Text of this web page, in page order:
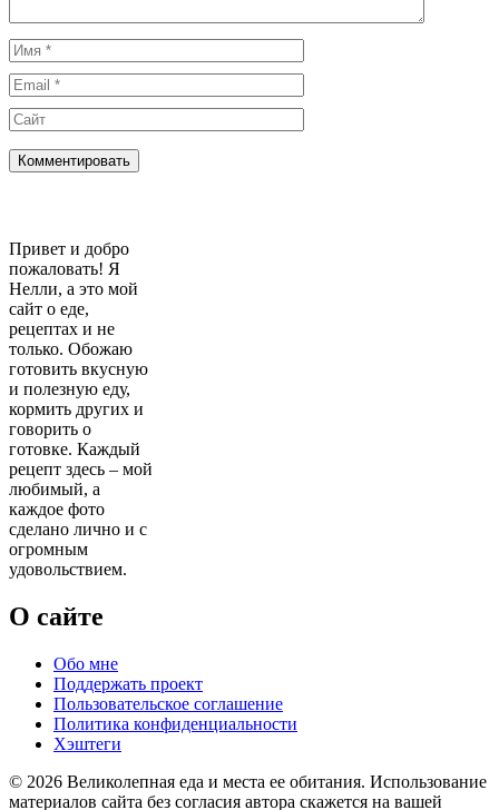
Имя
Email
Сайт
Привет и добро
пожаловать! Я
Нелли, а это мой
сайт о еде,
рецептах и не
только. Обожаю
готовить вкусную
и полезную еду,
кормить других и
говорить о
готовке. Каждый
рецепт здесь – мой
любимый, а
каждое фото
сделано лично и с
огромным
удовольствием.
О сайте
Обо мне
Поддержать проект
Пользовательское соглашение
Политика конфиденциальности
Хэштеги
© 2026 Великолепная еда и места ее обитания. Использование
материалов сайта без согласия автора скажется на вашей